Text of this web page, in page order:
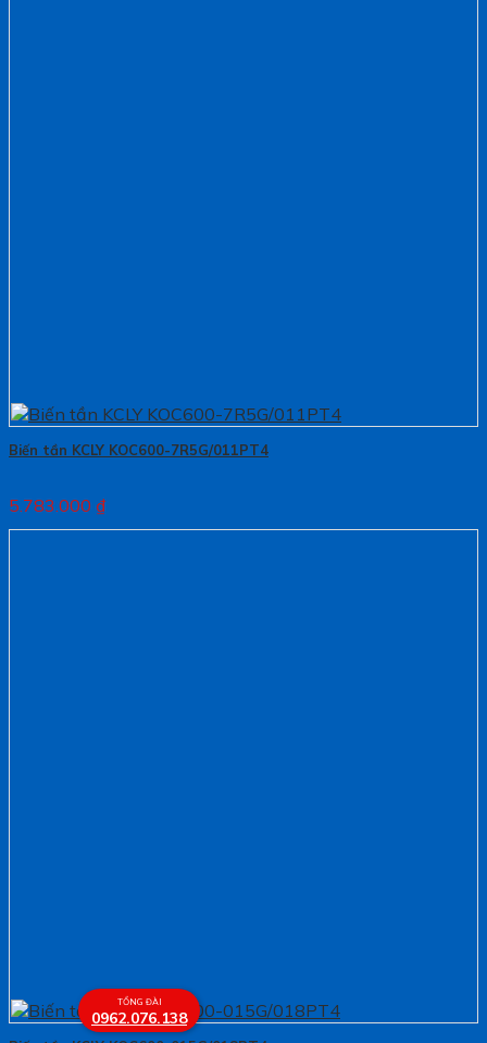
Biến tần KCLY KOC600-7R5G/011PT4
5.783.000 ₫
TỔNG ĐÀI
0962.076.138